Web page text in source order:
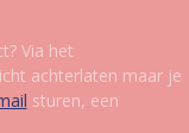
Via het
achterlaten maar je
sturen, een